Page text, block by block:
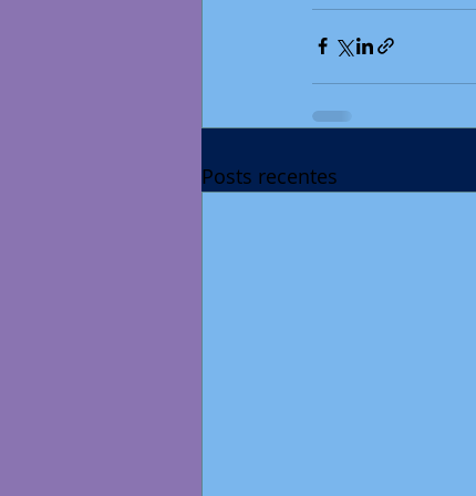
Posts recentes